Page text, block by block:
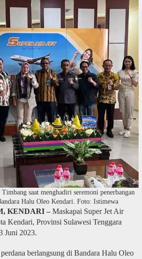
saat menghadiri seremoni penerbangan
Halu Oleo Kendari. Foto: Istimewa
KENDARI –Maskapai Super Jet Air
Kendari, Provinsi Sulawesi Tenggara
Juni 2023.
berlangsung di Bandara Halu Oleo